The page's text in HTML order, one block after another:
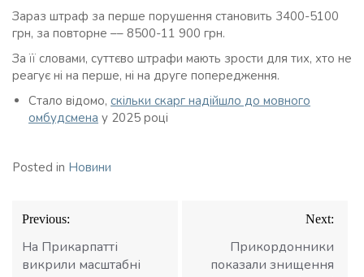
Зараз штраф за перше порушення становить 3400-5100
грн, за повторне –– 8500-11 900 грн.
За її словами, суттєво штрафи мають зрости для тих, хто не
реагує ні на перше, ні на друге попередження.
Стало відомо, скільки скарг надійшло до мовного
омбудсмена у 2025 році
Posted in Новини
Навігація
записів
Previous:
На Прикарпатті
викрили масштабні
Next:
Прикордонники
показали знищення